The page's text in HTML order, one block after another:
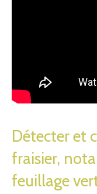
Détecter et
fraisier,
feuillage